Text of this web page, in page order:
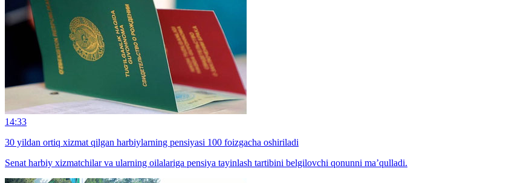
14:33
30 yildan ortiq xizmat qilgan harbiylarning pensiyasi 100 foizgacha oshiriladi
Senat harbiy xizmatchilar va ularning oilalariga pensiya tayinlash tartibini belgilovchi qonunni ma’qulladi.